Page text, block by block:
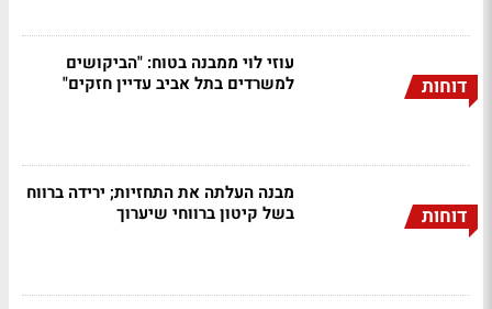
דוחות
עוזי לוי ממבנה בטוח: "הביקושים
למשרדים בתל אביב עדיין חזקים"
דוחות
מבנה העלתה את התחזיות; ירידה ברווח
בשל קיטון ברווחי שיערוך